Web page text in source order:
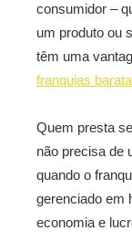
consumidor –
um produto ou
têm uma
franquias
Quem presta
não precisa de
quando o
gerenciado em
economia e